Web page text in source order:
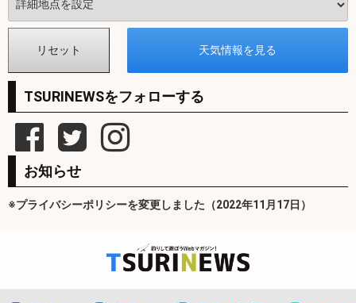
TSURINEWSをフォローする
お知らせ
※プライバシーポリシーを変更しました（2022年11月17日）